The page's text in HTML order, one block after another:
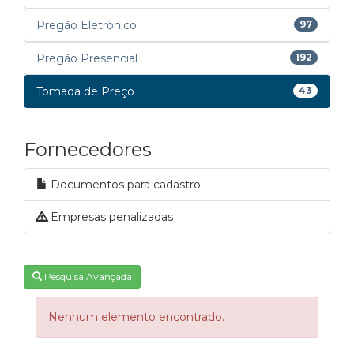
Pregão Eletrônico 97
Pregão Presencial 192
Tomada de Preço 43
Fornecedores
Documentos para cadastro
Empresas penalizadas
Pesquisa Avançada
Nenhum elemento encontrado.